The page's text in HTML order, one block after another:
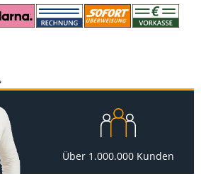
Über 1.000.000 Kunden